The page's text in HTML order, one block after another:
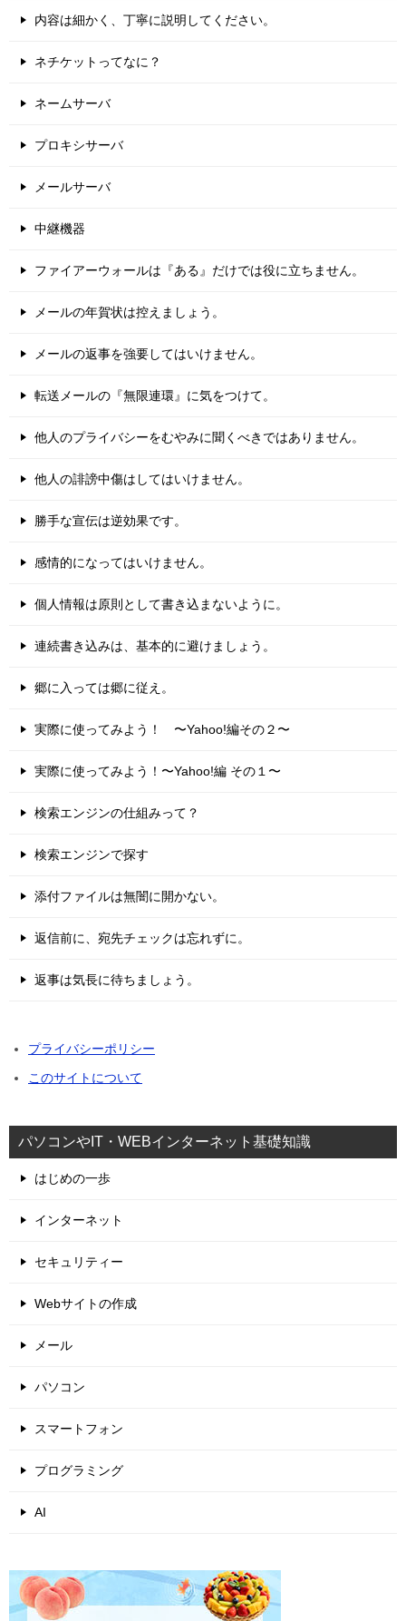
内容は細かく、丁寧に説明してください。
ネチケットってなに？
ネームサーバ
プロキシサーバ
メールサーバ
中継機器
ファイアーウォールは『ある』だけでは役に立ちません。
メールの年賀状は控えましょう。
メールの返事を強要してはいけません。
転送メールの『無限連環』に気をつけて。
他人のプライバシーをむやみに聞くべきではありません。
他人の誹謗中傷はしてはいけません。
勝手な宣伝は逆効果です。
感情的になってはいけません。
個人情報は原則として書き込まないように。
連続書き込みは、基本的に避けましょう。
郷に入っては郷に従え。
実際に使ってみよう！ 〜Yahoo!編その２〜
実際に使ってみよう！〜Yahoo!編 その１〜
検索エンジンの仕組みって？
検索エンジンで探す
添付ファイルは無闇に開かない。
返信前に、宛先チェックは忘れずに。
返事は気長に待ちましょう。
プライバシーポリシー
このサイトについて
パソコンやIT・WEBインターネット基礎知識
はじめの一歩
インターネット
セキュリティー
Webサイトの作成
メール
パソコン
スマートフォン
プログラミング
AI